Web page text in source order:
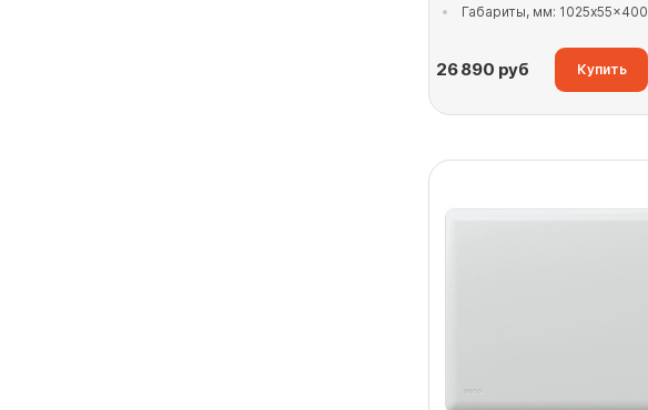
Габариты, мм: 1025x55x400
26 890 руб Купить